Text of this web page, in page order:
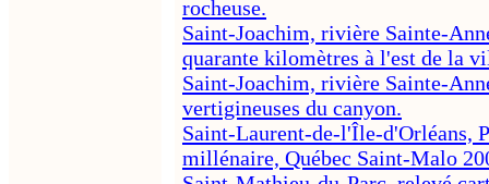
rocheuse.
Saint-Joachim, rivière Sainte-
quarante kilomètres à l'est de la
Saint-Joachim, rivière Sainte-
vertigineuses du canyon.
Saint-Laurent-de-l'Île-d'Orléans,
millénaire, Québec Saint-Malo